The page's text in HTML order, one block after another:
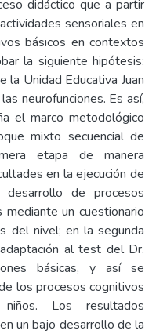
didáctico que a partir
sensoriales en
básicos en contextos
la siguiente hipótesis:
la Unidad Educativa Juan
neurofunciones. Es así,
el marco metodológico
mixto secuencial de
etapa de manera
en la ejecución de
de procesos
un cuestionario
del nivel; en la segunda
al test del Dr.
básicas, y así se
los procesos cognitivos
Los resultados
un bajo desarrollo de la